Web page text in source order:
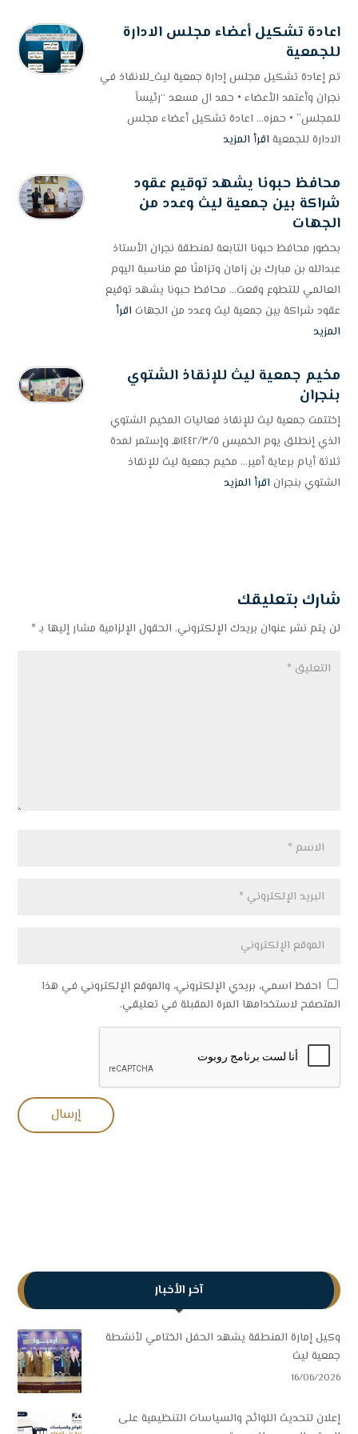
اعادة تشكيل أعضاء مجلس الادارة
للجمعية
تم إعادة تشكيل مجلس إدارة جمعية ليث_للانقاذ في
نجران وأعتمد الأعضاء • حمد ال مسعد “رئيساً
للمجلس” • حمزه... اعادة تشكيل أعضاء مجلس
الادارة للجمعية اقرأ المزيد
محافظ حبونا يشهد توقيع عقود
شراكة بين جمعية ليث وعدد من
الجهات
بحضور محافظ حبونا التابعة لمنطقة نجران الأستاذ
عبدالله بن مبارك بن زامان وتزامنًا مع مناسبة اليوم
العالمي للتطوع وقعت... محافظ حبونا يشهد توقيع
عقود شراكة بين جمعية ليث وعدد من الجهات اقرأ
المزيد
مخيم جمعية ليث للإنقاذ الشتوي
بنجران
إختتمت جمعية ليث للإنقاذ فعاليات المخيم الشتوي
الذي إنطلق يوم الخميس ١٤٤٢/٣/٥هـ وإستمر لمدة
ثلاثة أيام برعاية أمير... مخيم جمعية ليث للإنقاذ
الشتوي بنجران اقرأ المزيد
شارك بتعليقك
لن يتم نشر عنوان بريدك الإلكتروني. الحقول الإلزامية مشار إليها بـ*
احفظ اسمي، بريدي الإلكتروني، والموقع الإلكتروني في هذا
المتصفح لاستخدامها المرة المقبلة في تعليقي.
آخر الأخبار
وكيل إمارة المنطقة يشهد الحفل الختامي لأنشطة
جمعية ليث
16/06/2026
إعلان لتحديث اللوائح والسياسات التنظيمية على